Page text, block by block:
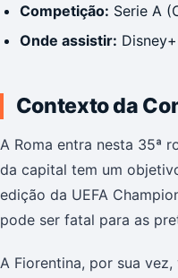
Competição: Serie A
Onde assistir:
Contexto da
A Roma entra nesta 35ª
da capital tem um
edição da UEFA
pode ser fatal para as
A Fiorentina, por sua